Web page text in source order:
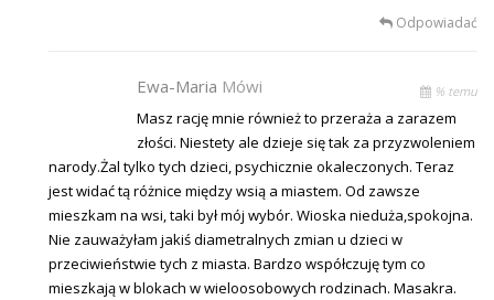
Odpowiadać
Ewa-Maria Mówi % temu
Masz rację mnie również to przeraża a zarazem
złości. Niestety ale dzieje się tak za przyzwoleniem
narody.Żal tylko tych dzieci, psychicznie okaleczonych. Teraz
jest widać tą różnice między wsią a miastem. Od zawsze
mieszkam na wsi, taki był mój wybór. Wioska nieduża,spokojna.
Nie zauważyłam jakiś diametralnych zmian u dzieci w
przeciwieństwie tych z miasta. Bardzo współczuję tym co
mieszkają w blokach w wieloosobowych rodzinach. Masakra.